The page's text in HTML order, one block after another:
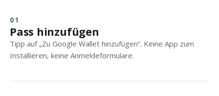
01
Pass hinzufügen
Tipp auf „Zu Google Wallet hinzufügen“. Keine App zum
Installieren, keine Anmeldeformulare.